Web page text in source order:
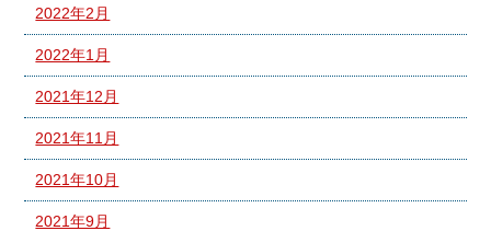
2022年2月
2022年1月
2021年12月
2021年11月
2021年10月
2021年9月